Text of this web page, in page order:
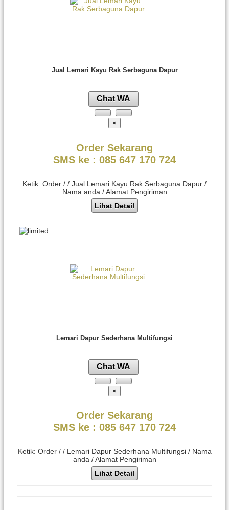
Jual Lemari Kayu Rak Serbaguna Dapur
Chat WA
×
Order Sekarang
SMS ke : 085 647 170 724
Ketik: Order / / Jual Lemari Kayu Rak Serbaguna Dapur /
Nama anda / Alamat Pengiriman
Lihat Detail
Lemari Dapur Sederhana Multifungsi
Chat WA
×
Order Sekarang
SMS ke : 085 647 170 724
Ketik: Order / / Lemari Dapur Sederhana Multifungsi / Nama
anda / Alamat Pengiriman
Lihat Detail